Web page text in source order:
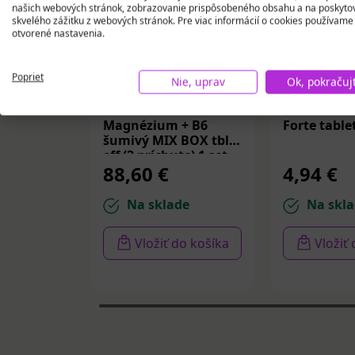
Magnézium + B6
šumivý MIX BOX tbl
eff (2 príchute) 1 set
88,60 €
Na sklade
Vložiť do košíka
Forte
4,94 €
Na
Vložiť
našich webových stránok, zobrazovanie prispôsobeného obsahu a na
skvelého zážitku z webových stránok. Pre viac informácií o cookies používame
otvorené nastavenia.
Poprieť Nie, uprav Ok,